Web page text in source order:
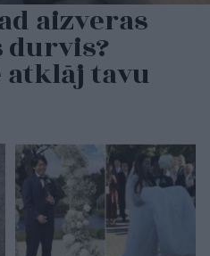
aizveras
durvis?
atklāj tavu